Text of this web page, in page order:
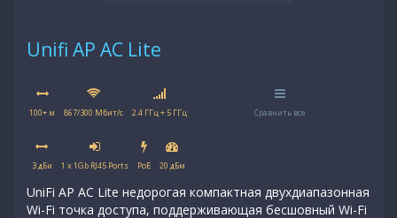
Unifi AP AC Lite
100+ м 867/300 Мбит/с 2.4 ГГц + 5 ГГц
3 дБи 1 x 1Gb RJ45 Ports PoE 20 дБм
Сравнить все
UniFi AP AC Lite недорогая компактная двухдиапазонная
Wi-Fi точка доступа, поддерживающая бесшовный Wi-Fi